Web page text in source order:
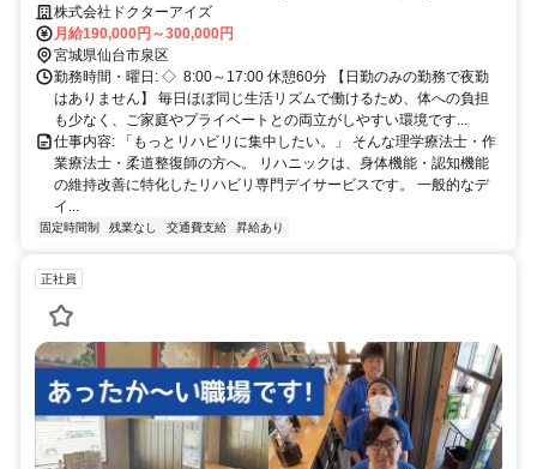
区 株式会社ドクターアイズ
月給190,000円～300,000円
宮城県仙台市泉区
勤務時間・曜日: ◇ 8:00～17:00 休憩60分 【日勤のみの勤務で夜勤
はありません】 毎日ほぼ同じ生活リズムで働けるため、体への負担
も少なく、ご家庭やプライベートとの両立がしやすい環境です...
仕事内容: 「もっとリハビリに集中したい。」 そんな理学療法士・作
業療法士・柔道整復師の方へ。 リハニックは、身体機能・認知機能
の維持改善に特化したリハビリ専門デイサービスです。 一般的なデ
イ...
固定時間制 残業なし 交通費支給 昇給あり
正社員